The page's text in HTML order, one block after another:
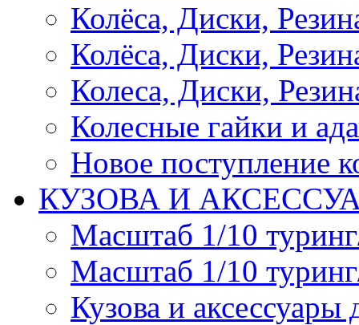
Колёса, Диски,
Колёса, Диски,
Колеса, Диски,
Колесные гайки и
Новое поступление
КУЗОВА И
Масштаб 1/10
Масштаб 1/10
Кузова и